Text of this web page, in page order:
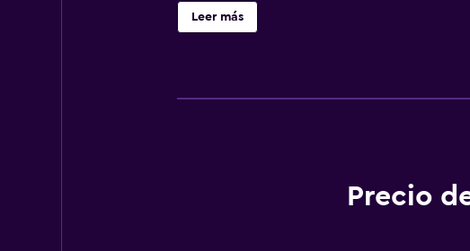
solicitar cambio de toallas y cambio de
Leer más
Precio